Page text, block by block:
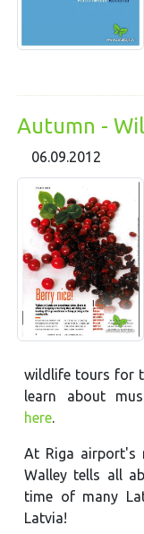
Autumn -
06.09.2012
wildlife tours for
learn about
here.
At Riga airport's
Walley tells all
time of many
Latvia!